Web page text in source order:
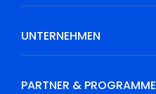
UNTERNEHMEN
PARTNER & PROGRAMME